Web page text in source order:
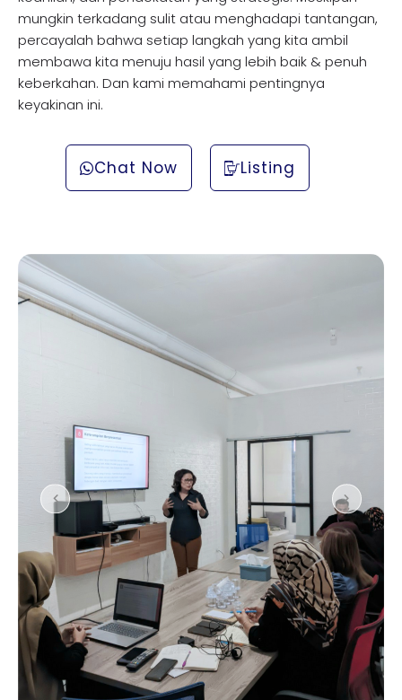
mungkin terkadang sulit atau menghadapi tantangan,
percayalah bahwa setiap langkah yang kita ambil
membawa kita menuju hasil yang lebih baik & penuh
keberkahan. Dan kami memahami pentingnya
keyakinan ini.
Chat Now Listing